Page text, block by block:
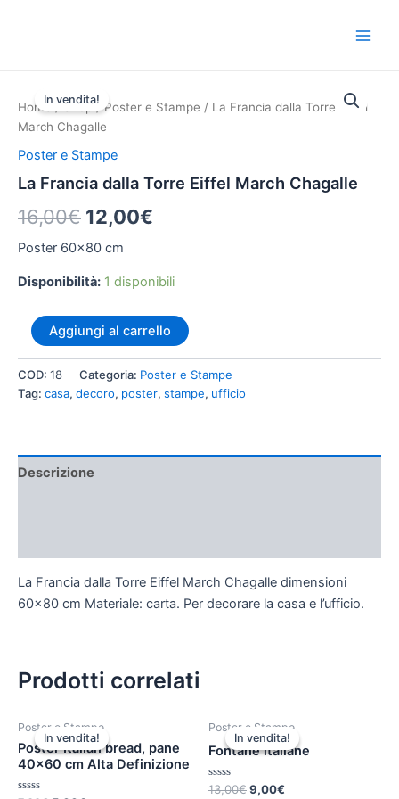
In vendita!
Home/Shop/Poster e Stampe / La Francia dalla Torre Eiffel
March Chagalle
Poster e Stampe
La Francia dalla Torre Eiffel March Chagalle
16,00€
prezzo
originale
era:
16,00€.
12,00€
prezzo
è:
Poster 60×80 cm
Disponibilità: 1 disponibili
Francia
dalla
Torre
Eiffel
Chagalle
Aggiungi al carrello
COD: 18 Categoria: Poster e Stampe
Tag: casa, decoro, poster, stampe, ufficio
Descrizione
La Francia dalla Torre Eiffel March Chagalle dimensioni
60×80 cm Materiale: carta. Per decorare la casa e l’ufficio.
Prodotti correlati
In vendita!
In vendita!
Poster e Stampe
Poster Italian bread, pane
40×60 cm Alta Definizione
prezzo
originale
era:
prezzo
attuale
è:
In vendita!
In vendita!
Poster e Stampe
Fontane italiane
Valutato
13,00€
prezzo
originale
9,00€
prezzo
attuale